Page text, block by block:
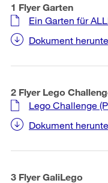
1 Flyer Garten
Ein Garten für
Dokument
2 Flyer Lego
Lego Challenge
Dokument
3 Flyer GaliLego